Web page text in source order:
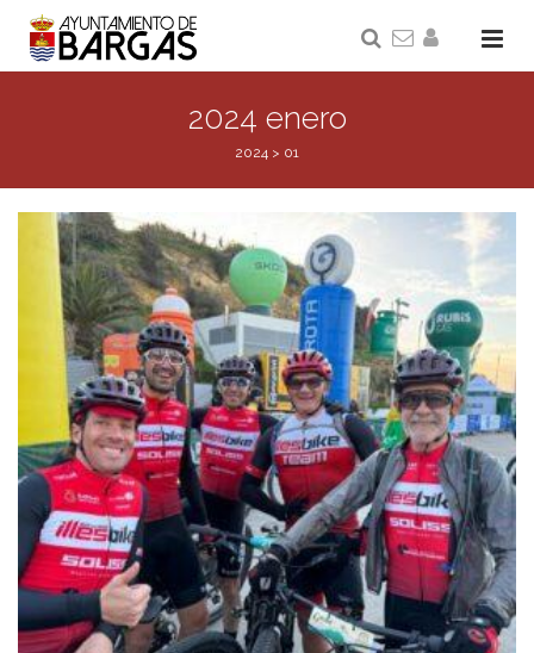
2024 enero
2024 > 01